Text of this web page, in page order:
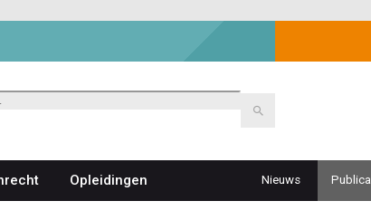
Opleidingen
Top
navigation
Nieuws